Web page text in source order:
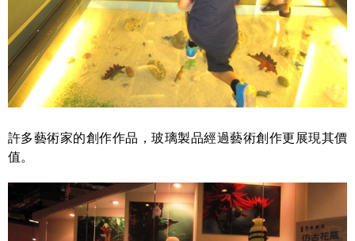
許多藝術家的創作作品，玻璃製品經過藝術創作更展現其價
值。